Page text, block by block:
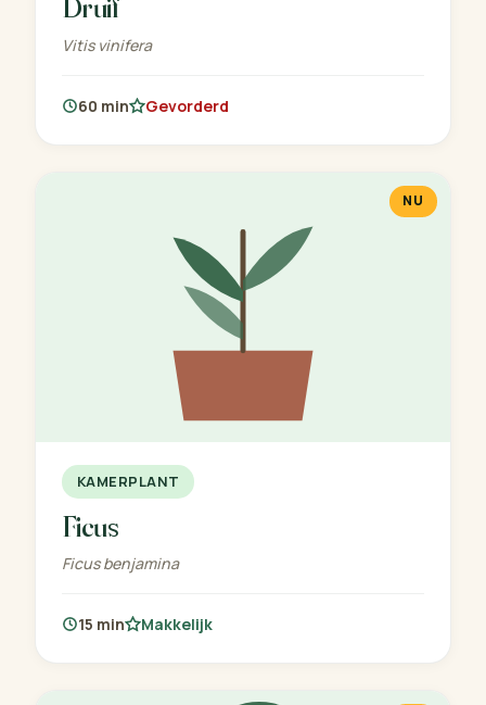
Vitis vinifera
60 min Gevorderd
NU
KAMERPLANT
Ficus
Ficus benjamina
15 min Makkelijk